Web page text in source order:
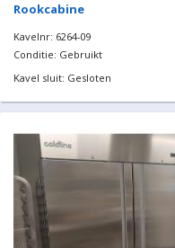
Rookcabine
Kavelnr: 6264-09
Conditie: Gebruikt
Kavel sluit: Gesloten